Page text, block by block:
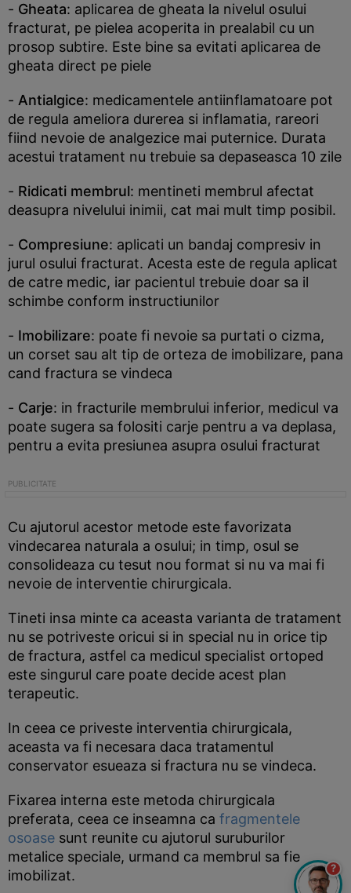
- Gheata: aplicarea de gheata la nivelul osului
fracturat, pe pielea acoperita in prealabil cu un
prosop subtire. Este bine sa evitati aplicarea de
gheata direct pe piele
- Antialgice: medicamentele antiinflamatoare pot
de regula ameliora durerea si inflamatia, rareori
fiind nevoie de analgezice mai puternice. Durata
acestui tratament nu trebuie sa depaseasca 10 zile
- Ridicati membrul: mentineti membrul afectat
deasupra nivelului inimii, cat mai mult timp posibil.
- Compresiune: aplicati un bandaj compresiv in
jurul osului fracturat. Acesta este de regula aplicat
de catre medic, iar pacientul trebuie doar sa il
schimbe conform instructiunilor
- Imobilizare: poate fi nevoie sa purtati o cizma,
un corset sau alt tip de orteza de imobilizare, pana
cand fractura se vindeca
- Carje: in fracturile membrului inferior, medicul va
poate sugera sa folositi carje pentru a va deplasa,
pentru a evita presiunea asupra osului fracturat
Cu ajutorul acestor metode este favorizata
vindecarea naturala a osului; in timp, osul se
consolideaza cu tesut nou format si nu va mai fi
nevoie de interventie chirurgicala.
Tineti insa minte ca aceasta varianta de tratament
nu se potriveste oricui si in special nu in orice tip
de fractura, astfel ca medicul specialist ortoped
este singurul care poate decide acest plan
terapeutic.
In ceea ce priveste interventia chirurgicala,
aceasta va fi necesara daca tratamentul
conservator esueaza si fractura nu se vindeca.
Fixarea interna este metoda chirurgicala
preferata, ceea ce inseamna ca fragmentele
osoase sunt reunite cu ajutorul suruburilor
metalice speciale, urmand ca membrul sa fie
imobilizat.
?